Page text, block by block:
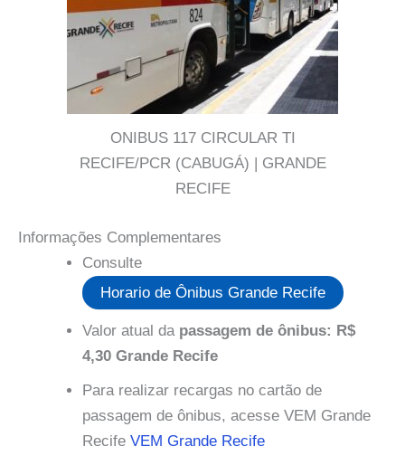
ONIBUS 117 CIRCULAR TI
RECIFE/PCR (CABUGÁ) | GRANDE
RECIFE
Informações Complementares
Consulte
Horario de Ônibus Grande Recife
Valor atual da passagem de ônibus: R$
4,30 Grande Recife
Para realizar recargas no cartão de
passagem de ônibus, acesse VEM Grande
Recife VEM Grande Recife